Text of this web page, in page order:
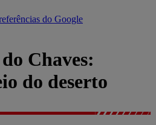
do Google
Chaves:
do deserto